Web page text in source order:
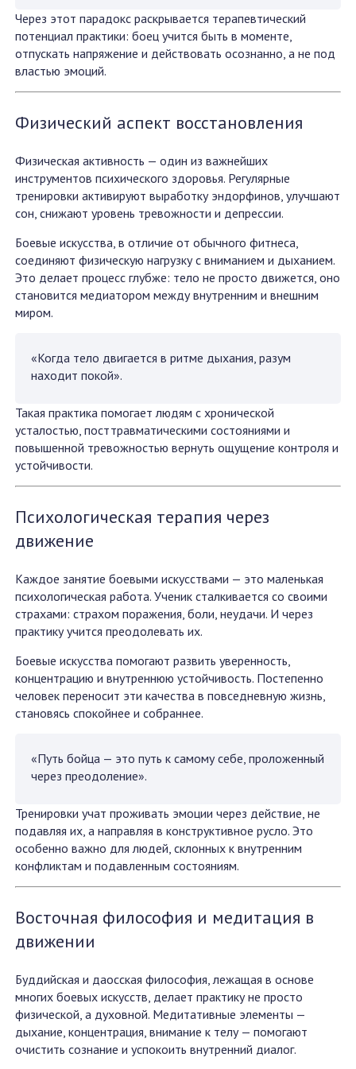
Через этот парадокс раскрывается терапевтический
потенциал практики: боец учится быть в моменте,
отпускать напряжение и действовать осознанно, а не под
властью эмоций.
Физический аспект восстановления
Физическая активность — один из важнейших
инструментов психического здоровья. Регулярные
тренировки активируют выработку эндорфинов, улучшают
сон, снижают уровень тревожности и депрессии.
Боевые искусства, в отличие от обычного фитнеса,
соединяют физическую нагрузку с вниманием и дыханием.
Это делает процесс глубже: тело не просто движется, оно
становится медиатором между внутренним и внешним
миром.
«Когда тело двигается в ритме дыхания, разум
находит покой».
Такая практика помогает людям с хронической
усталостью, посттравматическими состояниями и
повышенной тревожностью вернуть ощущение контроля и
устойчивости.
Психологическая терапия через
движение
Каждое занятие боевыми искусствами — это маленькая
психологическая работа. Ученик сталкивается со своими
страхами: страхом поражения, боли, неудачи. И через
практику учится преодолевать их.
Боевые искусства помогают развить уверенность,
концентрацию и внутреннюю устойчивость. Постепенно
человек переносит эти качества в повседневную жизнь,
становясь спокойнее и собраннее.
«Путь бойца — это путь к самому себе, проложенный
через преодоление».
Тренировки учат проживать эмоции через действие, не
подавляя их, а направляя в конструктивное русло. Это
особенно важно для людей, склонных к внутренним
конфликтам и подавленным состояниям.
Восточная философия и медитация в
движении
Буддийская и даосская философия, лежащая в основе
многих боевых искусств, делает практику не просто
физической, а духовной. Медитативные элементы —
дыхание, концентрация, внимание к телу — помогают
очистить сознание и успокоить внутренний диалог.